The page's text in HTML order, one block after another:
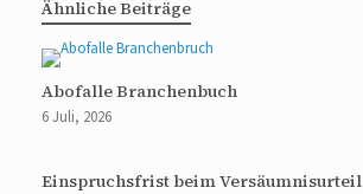
Ähnliche Beiträge
Abofalle Branchenbuch
6 Juli, 2026
Einspruchsfrist beim Versäumnisurteil